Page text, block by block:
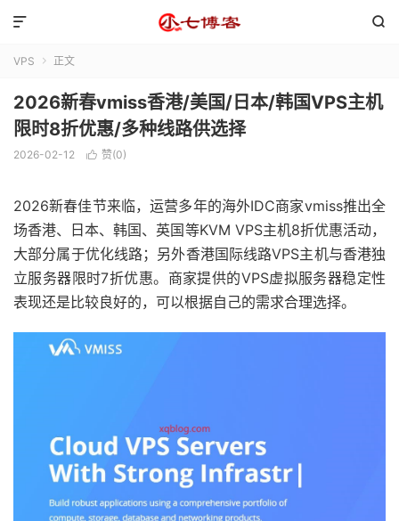


VPS  正文
2026新春vmiss香港/美国/日本/韩国VPS主机
限时8折优惠/多种线路供选择
2026-02-12  赞(0)
2026新春佳节来临，运营多年的海外IDC商家vmiss推出全
场香港、日本、韩国、英国等KVM VPS主机8折优惠活动，
大部分属于优化线路；另外香港国际线路VPS主机与香港独
立服务器限时7折优惠。商家提供的VPS虚拟服务器稳定性
表现还是比较良好的，可以根据自己的需求合理选择。